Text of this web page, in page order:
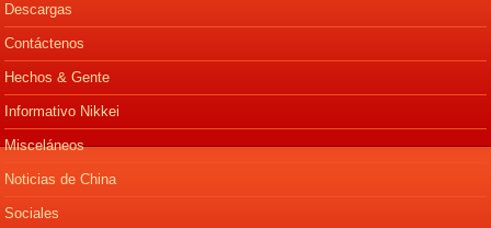
Descargas
Contáctenos
Hechos & Gente
Informativo Nikkei
Misceláneos
Noticias de China
Sociales